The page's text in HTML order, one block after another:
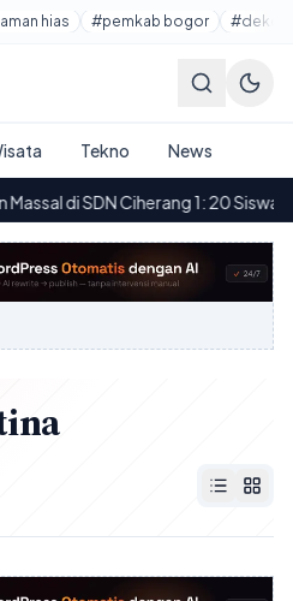
hias #pemkab bogor
Tekno News
di SDN Ciherang 1: 20 Siswa dan